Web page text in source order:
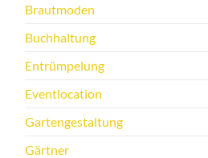
Brautmoden
Buchhaltung
Entrümpelung
Eventlocation
Gartengestaltung
Gärtner